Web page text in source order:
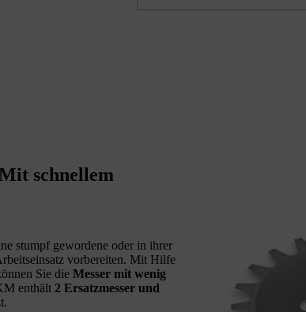
schnellem
stumpf gewordene oder in ihrer
vorbereiten. Mit Hilfe
Sie die Messer mit wenig
enthält 2 Ersatzmesser und